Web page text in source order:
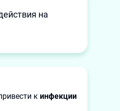
на
кинфекции